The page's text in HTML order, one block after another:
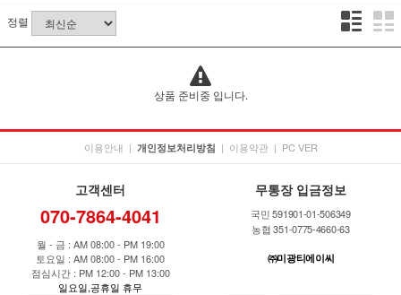
정렬
상품 준비중 입니다.
이용안내 | 개인정보처리방침 | 이용약관 | PC VER
고객센터
070-7864-4041
월 - 금 : AM 08:00 - PM 19:00
토요일 : AM 08:00 - PM 16:00
점심시간 : PM 12:00 - PM 13:00
일요일,공휴일 휴무
무통장 입금정보
국민 591901-01-506349
농협 351-0775-4660-63
㈜미광티에이씨